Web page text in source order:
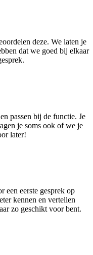
deze. We laten je
dat we goed bij elkaar
passen bij de functie. Je
je soms ook of we je
later!
een eerste gesprek op
kennen en vertellen
zo geschikt voor bent.